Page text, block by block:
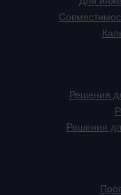
Решения
Решения